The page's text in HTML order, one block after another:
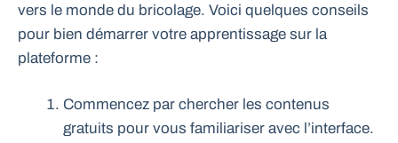
vers le monde du bricolage. Voici quelques conseils
pour bien démarrer votre apprentissage sur la
plateforme :
Commencez par chercher les contenus
gratuits pour vous familiariser avec l’interface.